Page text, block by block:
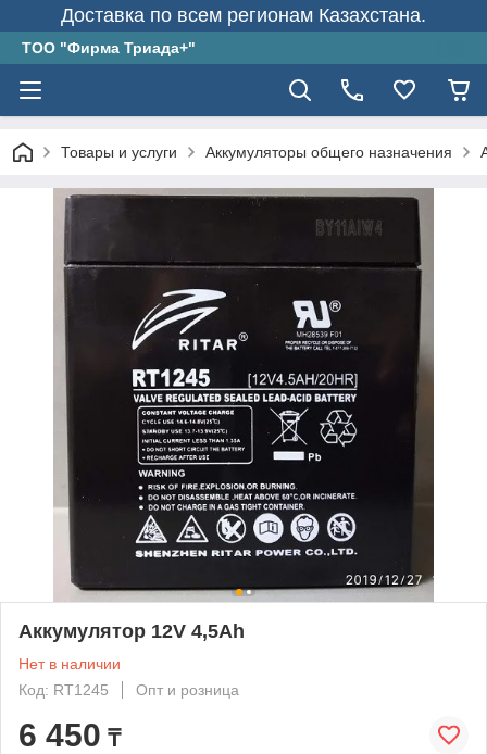
Доставка по всем регионам Казахстана.
ТОО "Фирма Триада+"
Товары и услуги Аккумуляторы общего назначения
Аккумулятор 12V 4,5Ah
Нет в наличии
Код: RT1245
Опт и розница
6 450 ₸